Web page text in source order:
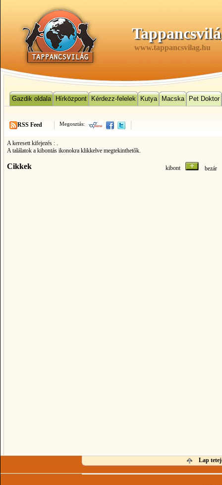
www.tappancsvilag.hu
Gazdik oldala Hírközpont Kérdezz-felelek Kutya Macska Pet Doktor
Megosztás:
RSS Feed
A keresett kifejezés : .
A találatok a kibontás ikonokra klikkelve megtekinthetők.
Cikkek kibont
Lap